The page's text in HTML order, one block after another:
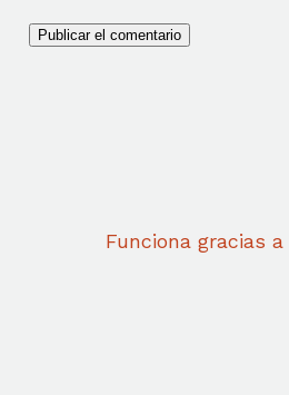
Funciona gracias a